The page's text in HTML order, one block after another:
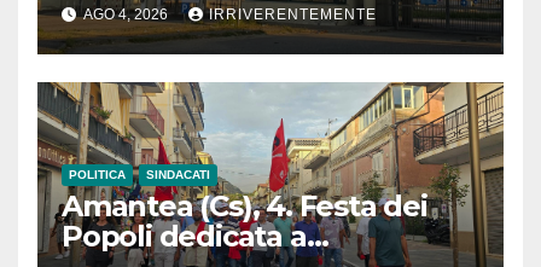
vestizione, blocco contratti e
gestione amministrativa
Dulbecco, con richiesta
dimissioni vertici aziendali
AGO 4, 2026 IRRIVERENTEMENTE
POLITICA SINDACATI
Amantea (Cs), 4. Festa dei
Popoli dedicata a